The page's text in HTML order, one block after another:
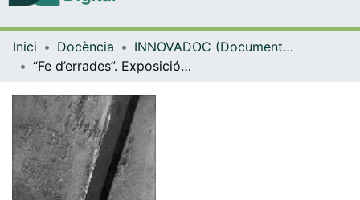
Navega per tot el DD
Inici Docència
INNOVADOC (Documents d'Innovació Docent)
“Fe d’errades”. Exposició vinculada als Treballs Finals de Grau d’Anna Bueno, Ainoa Galí i Sylvia Hornsveld a Homesession